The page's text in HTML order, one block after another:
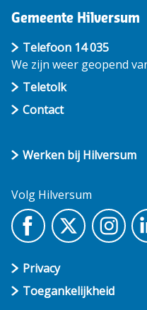
Gemeente Hilversum
Telefoon 14 035
We zijn weer geopend
Teletolk
Contact
Werken bij Hilversum
Volg Hilversum
Privacy
Toegankelijkheid